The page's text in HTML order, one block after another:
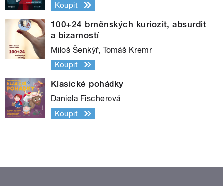
Koupit
100+24 brněnských kuriozit, absurdit
a bizarností
Miloš Šenkýř, Tomáš Kremr
Koupit
Klasické pohádky
Daniela Fischerová
Koupit